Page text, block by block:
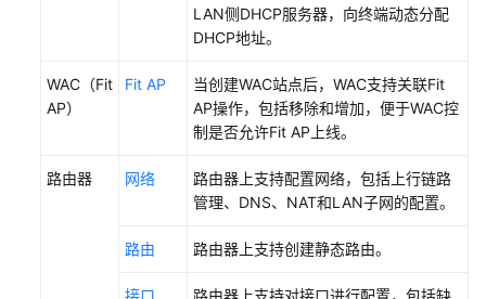
络
局
LAN侧DHCP服务器，向终端动态分配
DHCP地址。
WAC（Fit
AP）
Fit AP
当创建WAC站点后，WAC支持关联Fit
AP操作，包括移除和增加，便于WAC控
制是否允许Fit AP上线。
路由器 网络
路由器上支持配置网络，包括上行链路
管理、DNS、NAT和LAN子网的配置。
路由 路由器上支持创建静态路由。
接口 路由器上支持对接口进行配置，包括缺